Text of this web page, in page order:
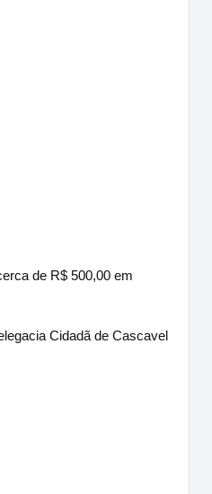
de R$ 500,00 em
Cidadã de Cascavel